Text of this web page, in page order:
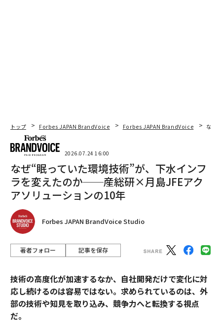
トップ Forbes JAPAN BrandVoice Forbes JAPAN BrandVoice なぜ
2026.07.24 16:00
なぜ“眠っていた環境技術”が、下水インフ
ラを変えたのか──産総研×月島JFEアク
アソリューションの10年
Forbes JAPAN BrandVoice Studio
著者フォロー 記事を保存
技術の高度化が加速するなか、自社開発だけで変化に対
応し続けるのは容易ではない。求められているのは、外
部の技術や知見を取り込み、競争力へと転換する視点
だ。